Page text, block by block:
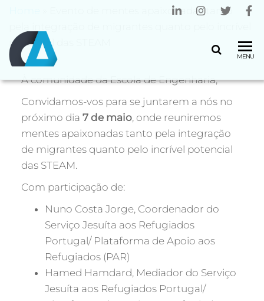
MENU
Evento de mentes apaixonadas tanto
potencial das STEAM
À comunidade da Escola de Engenharia,
Convidamos-vos para se juntarem a nós no
próximo dia 7 de maio, onde reuniremos
mentes apaixonadas tanto pela integração
de migrantes quanto pelo incrível potencial
das STEAM.
Com participação de:
Nuno Costa Jorge, Coordenador do
Serviço Jesuíta aos Refugiados
Portugal/ Plataforma de Apoio aos
Refugiados (PAR)
Hamed Hamdard, Mediador do Serviço
Jesuíta aos Refugiados Portugal/